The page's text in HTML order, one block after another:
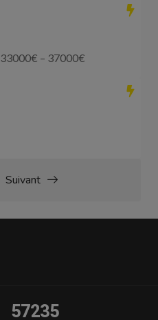
33000€ – 37000€
Suivant
57235